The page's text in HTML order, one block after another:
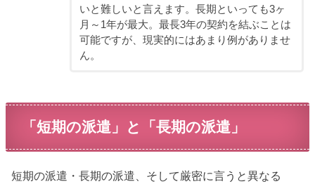
いと難しいと言えます。長期といっても3ヶ
月～1年が最大。最長3年の契約を結ぶことは
可能ですが、現実的にはあまり例がありませ
ん。
「短期の派遣」と「長期の派遣」
短期の派遣・長期の派遣、そして厳密に言うと異なる